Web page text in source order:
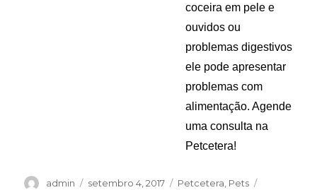
coceira em pele e
ouvidos ou
problemas digestivos
ele pode apresentar
problemas com
alimentação. Agende
uma consulta na
Petcetera!
Autor
admin
Publicado
setembro 4, 2017 Categorias
Petcetera Pets